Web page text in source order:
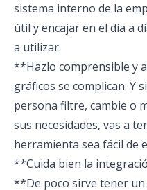
sistema interno de la
útil y encajar en el día a
a utilizar.
**Hazlo comprensible y
gráficos se complican. Y
persona filtre, cambie o
sus necesidades, vas a
herramienta sea fácil de
**Cuida bien la
**De poco sirve tener